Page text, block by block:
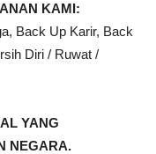
KAMI:
Back Up Karir, Back
Diri / Ruwat /
YANG
NEGARA.